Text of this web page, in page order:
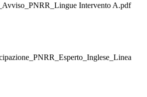
Intervento A.pdf